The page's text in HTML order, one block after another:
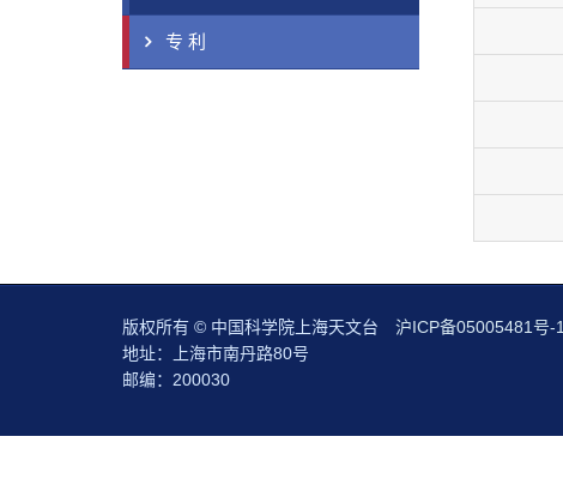
专 利
版权所有 © 中国科学院上海天文台 沪ICP备05005481号-1
地址：上海市南丹路80号
邮编：200030